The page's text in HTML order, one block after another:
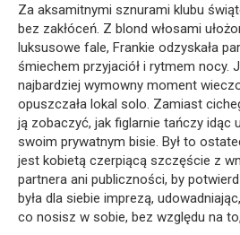
Za aksamitnymi sznurami klubu
bez zakłóceń. Z blond włosami
luksusowe fale, Frankie odzyskała
śmiechem przyjaciół i rytmem nocy.
najbardziej wymowny moment
opuszczała lokal solo. Zamiast
ją zobaczyć, jak figlarnie tańczy idąc
swoim prywatnym bisie. Był to
jest kobietą czerpiącą szczęście z
partnera ani publiczności, by
była dla siebie imprezą,
co nosisz w sobie, bez względu na